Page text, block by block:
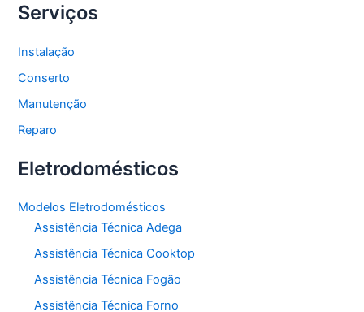
Serviços
Instalação
Conserto
Manutenção
Reparo
Eletrodomésticos
Modelos Eletrodomésticos
Assistência Técnica Adega
Assistência Técnica Cooktop
Assistência Técnica Fogão
Assistência Técnica Forno